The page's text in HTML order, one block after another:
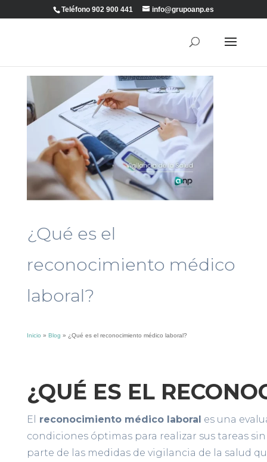
Teléfono 902 900 441 info@grupoanp.es
¿Qué es el
reconocimiento médico
laboral?
Inicio » Blog » ¿Qué es el reconocimiento médico laboral?
¿QUÉ ES EL
El reconocimiento médico laboral es una
condiciones óptimas para realizar sus tareas
parte de las medidas de vigilancia de la salud